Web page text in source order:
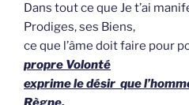
Dans tout ce que Je t’ai
Prodiges, ses Biens,
ce que l’âme doit faire pour
propre Volonté
exprime le désir que